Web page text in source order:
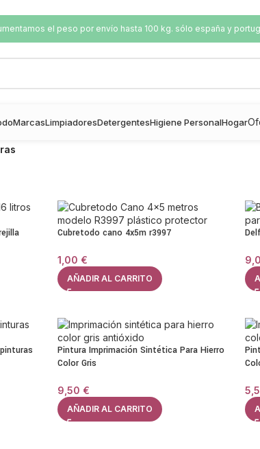
el peso por envío hasta 100 kg. sólo españa y
MarcasLimpiadoresDetergentesHigiene PersonalHogar
Cubretodo cano 4x5m r3997
1,00 €
AÑADIR AL CARRITO
Pintura Imprimación Sintética Para Hierro
Color Gris
9,50 €
AÑADIR AL CARRITO